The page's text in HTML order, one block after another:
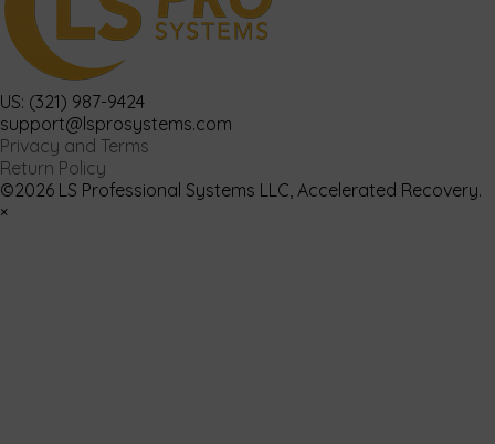
US: (321) 987-9424
support@lsprosystems.com
Privacy and Terms
Return Policy
©2026 LS Professional Systems LLC, Accelerated Recovery.
×